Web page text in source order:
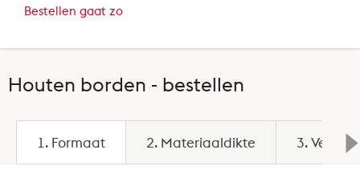
Bestellen gaat zo
Houten borden - bestellen
1. Formaat 2. Materiaaldikte 3.